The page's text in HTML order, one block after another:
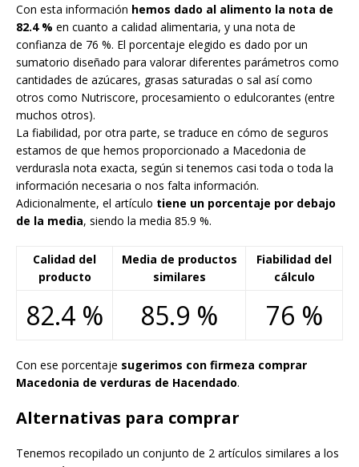
Con esta información hemos dado al alimento la nota de
82.4 % en cuanto a calidad alimentaria, y una nota de
confianza de 76 %. El porcentaje elegido es dado por un
sumatorio diseñado para valorar diferentes parámetros como
cantidades de azúcares, grasas saturadas o sal así como
otros como Nutriscore, procesamiento o edulcorantes (entre
muchos otros).
La fiabilidad, por otra parte, se traduce en cómo de seguros
estamos de que hemos proporcionado a Macedonia de
verdurasla nota exacta, según si tenemos casi toda o toda la
información necesaria o nos falta información.
Adicionalmente, el artículo tiene un porcentaje por debajo
de la media, siendo la media 85.9 %.
Calidad del
producto
Media de productos
similares
Fiabilidad del
cálculo
82.4 % 85.9 % 76 %
Con ese porcentaje sugerimos con firmeza comprar
Macedonia de verduras de Hacendado.
Alternativas para comprar
Tenemos recopilado un conjunto de 2 artículos similares a los